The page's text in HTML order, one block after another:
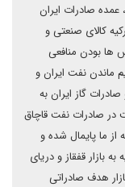
عمده صادرات ایران
کالای صنعتی و
ها بودن منافعی
ماندن نفت ایران و
گاز ایران به
در صادرات نفت قاچاق
ما پایمال شده و
بازار قفقاز و دریای
هدف صادراتی